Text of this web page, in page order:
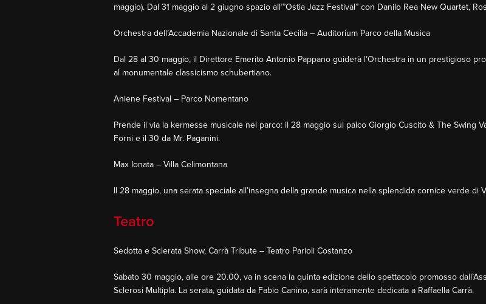
maggio). Dal 31 maggio al 2 giugno spazio all’”Ostia Jazz Festival” con Danilo Rea New Quartet,
Orchestra dell’Accademia Nazionale di Santa Cecilia – Auditorium Parco della Musica
Dal 28 al 30 maggio, il Direttore Emerito Antonio Pappano guiderà l’Orchestra in un prestigioso
al monumentale classicismo schubertiano.
Aniene Festival – Parco Nomentano
Prende il via la kermesse musicale nel parco: il 28 maggio sul palco Giorgio Cuscito & The Swing
Forni e il 30 da Mr. Paganini.
Max Ionata – Villa Celimontana
Il 28 maggio, una serata speciale all’insegna della grande musica nella splendida cornice verde di
Teatro
Sedotta e Sclerata Show, Carrà Tribute – Teatro Parioli Costanzo
Sabato 30 maggio, alle ore 20.00, va in scena la quinta edizione dello spettacolo promosso
Sclerosi Multipla. La serata, guidata da Fabio Canino, sarà interamente dedicata a Raffaella Carrà.